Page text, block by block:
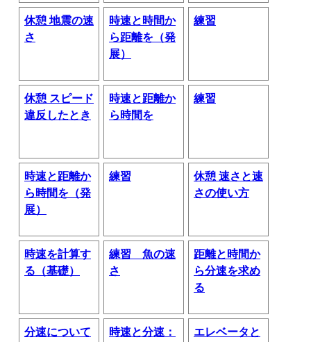
休憩 地震の速
さ
時速と時間か
ら距離を（発
展）
練習
休憩 スピード
違反したとき
時速と距離か
ら時間を
練習
時速と距離か
ら時間を（発
展）
練習
休憩 速さと速
さの使い方
時速を計算す
る（基礎）
練習 魚の速
さ
距離と時間か
ら分速を求め
る
分速について 時速と分速：
エレベータと